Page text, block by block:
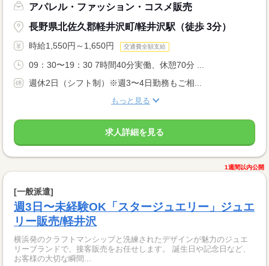
アパレル・ファッション・コスメ販売
長野県北佐久郡軽井沢町/軽井沢駅（徒歩 3分）
時給1,550円～1,650円 交通費全額支給
09：30〜19：30 7時間40分実働、休憩70分 ...
週休2日（シフト制）※週3〜4日勤務もご相...
もっと見る
求人詳細を見る
1週間以内公開
[一般派遣]
週3日〜未経験OK「スタージュエリー」ジュエ
リー販売/軽井沢
横浜発のクラフトマンシップと洗練されたデザインが魅力のジュエ
リーブランドで、接客販売をお任せします。 誕生日や記念日など、
お客様の大切な瞬間...